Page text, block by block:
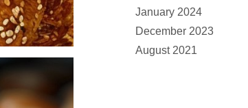
January 2024
December 2023
August 2021